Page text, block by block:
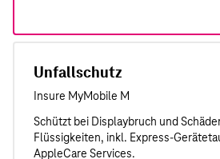
Unfallschutz